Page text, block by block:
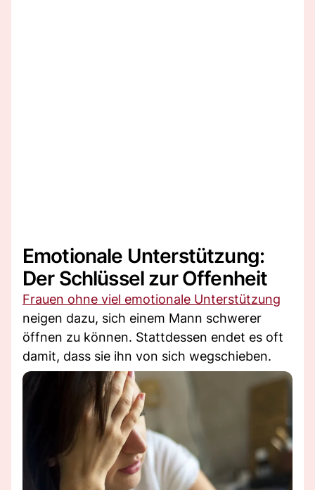
Emotionale Unterstützung:
Der Schlüssel zur Offenheit
Frauen ohne viel emotionale Unterstützung
neigen dazu, sich einem Mann schwerer
öffnen zu können. Stattdessen endet es oft
damit, dass sie ihn von sich wegschieben.